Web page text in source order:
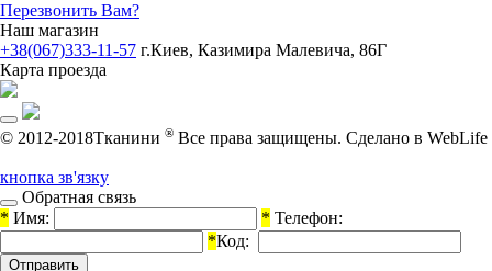
Перезвонить Вам?
Наш магазин
+38(067)333-11-57 г.Киев, Казимира Малевича, 86Г
Карта проезда
© 2012-2018Тканини ® Все права защищены. Cделано в WebLife
кнопка зв'язку
Обратная связь
* Имя: * Телефон:
*Код: